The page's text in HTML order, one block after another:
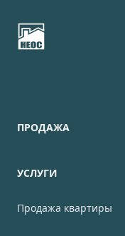
ПРОДАЖА
УСЛУГИ
Продажа квартиры